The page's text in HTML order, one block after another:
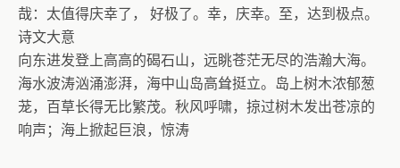
哉：太值得庆幸了， 好极了。幸，庆幸。至，达到极点。
诗文大意
向东进发登上高高的碣石山，远眺苍茫无尽的浩瀚大海。
海水波涛汹涌澎湃，海中山岛高耸挺立。岛上树木浓郁葱
茏，百草长得无比繁茂。秋风呼啸，掠过树木发出苍凉的
响声；海上掀起巨浪，惊涛